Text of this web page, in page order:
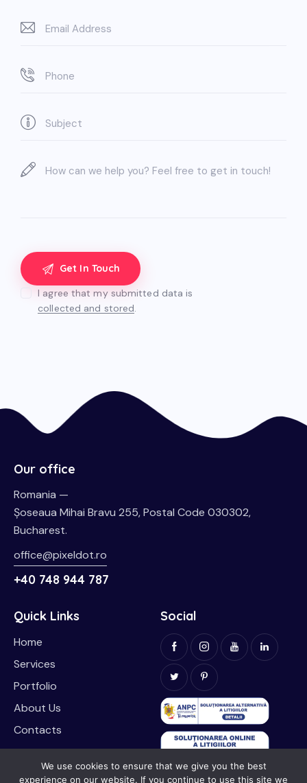
I agree that my submitted data is
collected and stored.
Our office
Romania —
Șoseaua Mihai Bravu 255, Postal Code 030302,
Bucharest.
office@pixeldot.ro
+40 748 944 787
Quick Links
Home
Services
Portfolio
About Us
Contacts
Social
We use cookies to ensure that we give you the best
experience on our website. If you continue to use this site we